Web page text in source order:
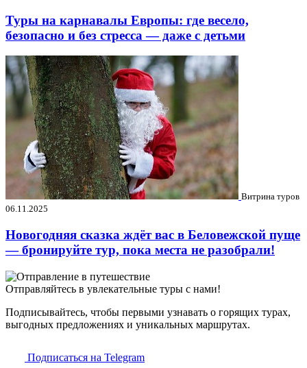
Туры на карнавалы Европы: где весело,
безопасно и без стресса — даже с детьми
Витрина туров
06.11.2025
Новогодняя сказка ждёт вас в Беловежской пуще
— бронируйте тур, пока места не разобрали!
Отправляйтесь в увлекательные туры с нами!
Подписывайтесь, чтобы первыми узнавать о горящих турах,
выгодных предложениях и уникальных маршрутах.
Подписаться на Telegram